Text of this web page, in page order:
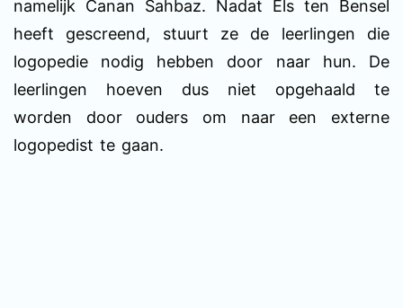
namelijk Canan Sahbaz. Nadat Els ten Bensel
heeft gescreend, stuurt ze de leerlingen die
logopedie nodig hebben door naar hun. De
leerlingen hoeven dus niet opgehaald te
worden door ouders om naar een externe
logopedist te gaan.